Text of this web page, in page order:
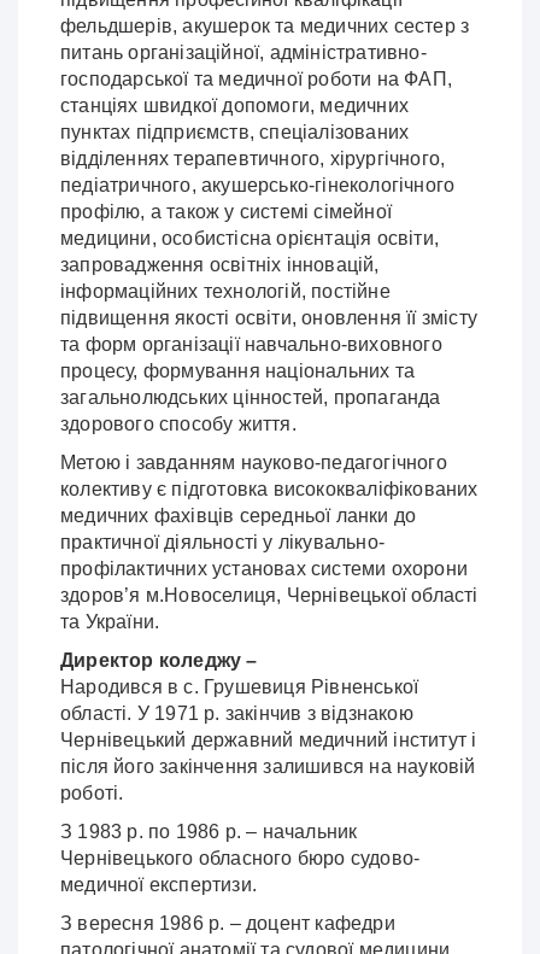
фельдшерів, акушерок та медичних сестер з
питань організаційної, адміністративно-
господарської та медичної роботи на ФАП,
станціях швидкої допомоги, медичних
пунктах підприємств, спеціалізованих
відділеннях терапевтичного, хірургічного,
педіатричного, акушерсько-гінекологічного
профілю, а також у системі сімейної
медицини, особистісна орієнтація освіти,
запровадження освітніх інновацій,
інформаційних технологій, постійне
підвищення якості освіти, оновлення її змісту
та форм організації навчально-виховного
процесу, формування національних та
загальнолюдських цінностей, пропаганда
здорового способу життя.
Метою і завданням науково-педагогічного
колективу є підготовка висококваліфікованих
медичних фахівців середньої ланки до
практичної діяльності у лікувально-
профілактичних установах системи охорони
здоров’я м.Новоселиця, Чернівецької області
та України.
Директор коледжу –
Народився в с. Грушевиця Рівнен­ської
області. У 1971 р. закінчив з відзнакою
Чернівець­кий державний медичний інститут і
після його закінчення залишився на науковій
роботі.
З 1983 р. по 1986 р. – начальник
Чернівецького обласного бюро судово-
медичної експертизи.
З вересня 1986 р. – доцент кафедри
патологічної анатомії та судової медицини.